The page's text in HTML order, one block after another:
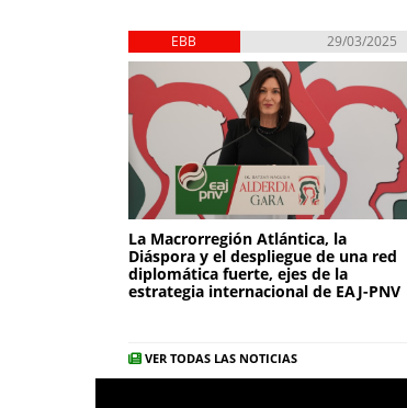
EBB 29/03/2025
La Macrorregión Atlántica, la
Diáspora y el despliegue de una red
diplomática fuerte, ejes de la
estrategia internacional de EAJ-PNV
VER TODAS LAS NOTICIAS